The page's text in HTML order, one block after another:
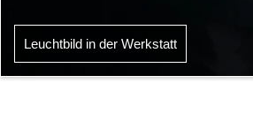
Leuchtbild in der Werkstatt